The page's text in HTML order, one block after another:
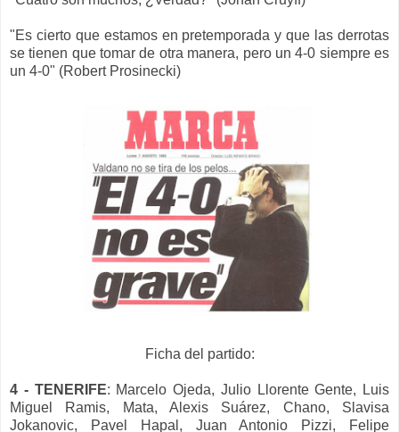
"Es cierto que estamos en pretemporada y que las derrotas
se tienen que tomar de otra manera, pero un 4-0 siempre es
un 4-0" (Robert Prosinecki)
Ficha del partido:
4 - TENERIFE: Marcelo Ojeda, Julio Llorente Gente, Luis
Miguel Ramis, Mata, Alexis Suárez, Chano, Slavisa
Jokanovic, Pavel Hapal, Juan Antonio Pizzi, Felipe